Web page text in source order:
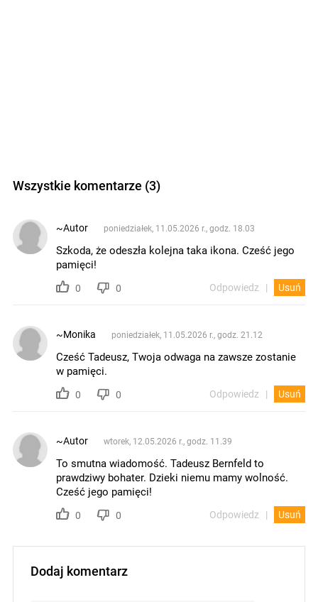
Wszystkie komentarze (3)
~Autor poniedziałek, 11.05.2026 r., godz. 18.03
Szkoda, że odeszła kolejna taka ikona. Cześć jego
pamięci!
0 0 Odpowiedz Usuń
~Monika poniedziałek, 11.05.2026 r., godz. 21.12
Cześć Tadeusz, Twoja odwaga na zawsze zostanie
w pamięci.
0 0 Odpowiedz Usuń
~Autor wtorek, 12.05.2026 r., godz. 11.39
To smutna wiadomość. Tadeusz Bernfeld to
prawdziwy bohater. Dzieki niemu mamy wolność.
Cześć jego pamięci!
0 0 Odpowiedz Usuń
Dodaj komentarz